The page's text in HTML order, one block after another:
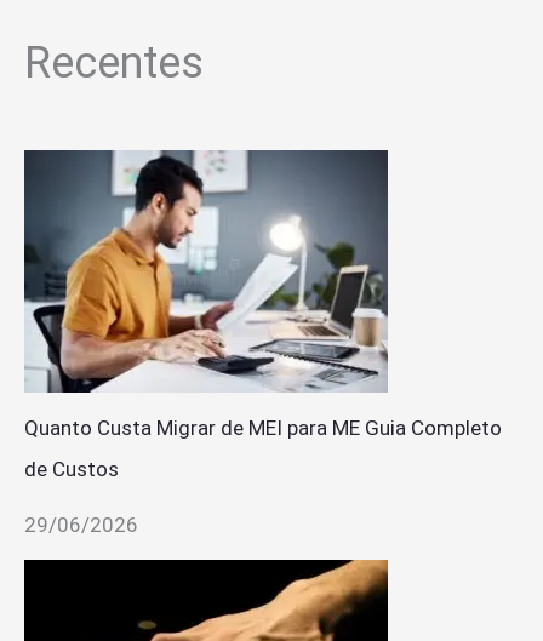
Recentes
Quanto Custa Migrar de MEI para ME Guia Completo
de Custos
29/06/2026